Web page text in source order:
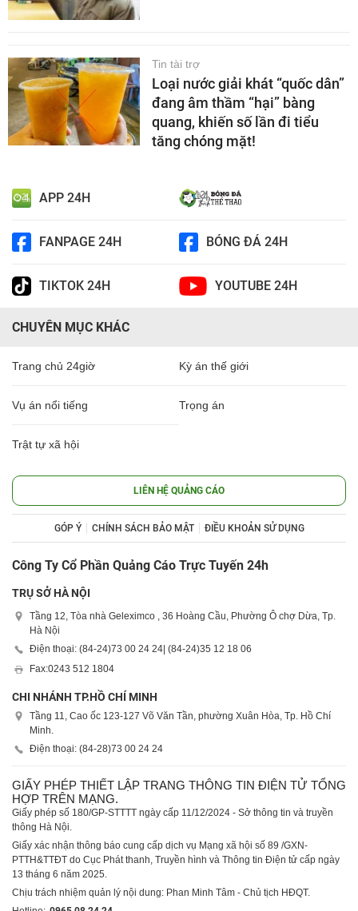
Tin tài trợ
Loại nước giải khát “quốc dân”
đang âm thầm “hại” bàng
quang, khiến số lần đi tiểu
tăng chóng mặt!
APP 24H
FANPAGE 24H BÓNG ĐÁ 24H
TIKTOK 24H YOUTUBE 24H
CHUYÊN MỤC KHÁC
Trang chủ 24giờ Kỳ án thế giới
Vụ án nổi tiếng Trọng án
Trật tự xã hội
LIÊN HỆ QUẢNG CÁO
GÓP Ý CHÍNH SÁCH BẢO MẬT ĐIỀU KHOẢN SỬ DỤNG
Công Ty Cổ Phần Quảng Cáo Trực Tuyến 24h
TRỤ SỞ HÀ NỘI
Tầng 12, Tòa nhà Geleximco , 36 Hoàng Cầu, Phường Ô chợ Dừa, Tp.
Hà Nội
Điện thoại: (84-24)73 00 24 24 | (84-24)35 12 18 06
Fax:0243 512 1804
CHI NHÁNH TP.HỒ CHÍ MINH
Tầng 11, Cao ốc 123-127 Võ Văn Tần, phường Xuân Hòa, Tp. Hồ Chí
Minh.
Điện thoại: (84-28)73 00 24 24
GIẤY PHÉP THIẾT LẬP TRANG THÔNG TIN ĐIỆN TỬ TỔNG
HỢP TRÊN MẠNG.
Giấy phép số 180/GP-STTTT ngày cấp 11/12/2024 - Sở thông tin và truyền
thông Hà Nội.
Giấy xác nhận thông báo cung cấp dịch vụ Mạng xã hội số 89 /GXN-
PTTH&TTĐT do Cục Phát thanh, Truyền hình và Thông tin Điện tử cấp ngày
13 tháng 6 năm 2025.
Chịu trách nhiệm quản lý nội dung: Phan Minh Tâm - Chủ tịch HĐQT.